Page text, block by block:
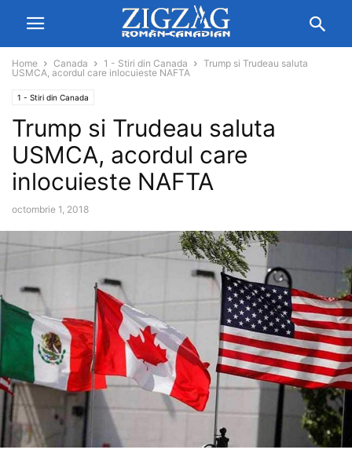
Home Canada 1 - Stiri din Canada
Trump si Trudeau saluta
USMCA, acordul care inlocuieste NAFTA
1 - Stiri din Canada
Trump si Trudeau saluta
USMCA, acordul care
inlocuieste NAFTA
octombrie 1, 2018